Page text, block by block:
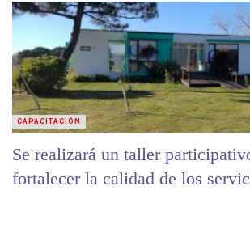
Se realizará un taller
fortalecer la calidad de los
CAPACITACIÓN